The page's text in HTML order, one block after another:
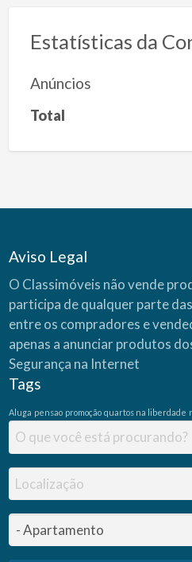
Estatísticas da
Anúncios
Total
Aviso Legal
O Classimóveis não vende
participa de qualquer parte
entre os compradores e
apenas a anunciar produtos
Segurança na Internet
Tags
Aluga pensao promoção quartos na liberdade